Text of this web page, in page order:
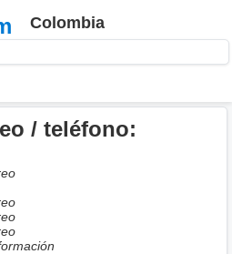
Colombia
/ teléfono: